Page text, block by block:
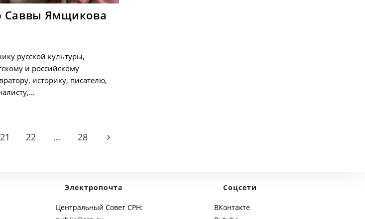
Саввы Ямщикова
русской культуры,
и российскому
историку, писателю,
21 22 … 28 Go to the next page
Электропочта
Центральный Совет СРН:
Соцсети
ВКонтакте